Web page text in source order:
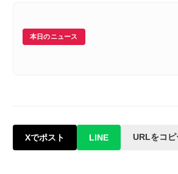
本日のニュース
Xでポスト LINE URLをコピ